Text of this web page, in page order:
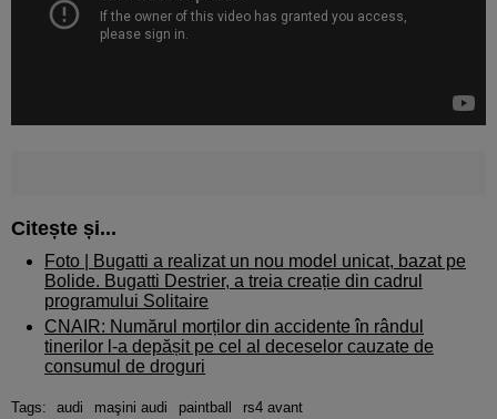
Citește și...
Foto |
Bugatti a realizat un nou model unicat, bazat pe
Bolide. Bugatti Destrier, a treia creație din cadrul
programului Solitaire
CNAIR: Numărul morților din accidente în rândul
tinerilor l-a depășit pe cel al deceselor cauzate de
consumul de droguri
Tags: audi maşini audi paintball rs4 avant